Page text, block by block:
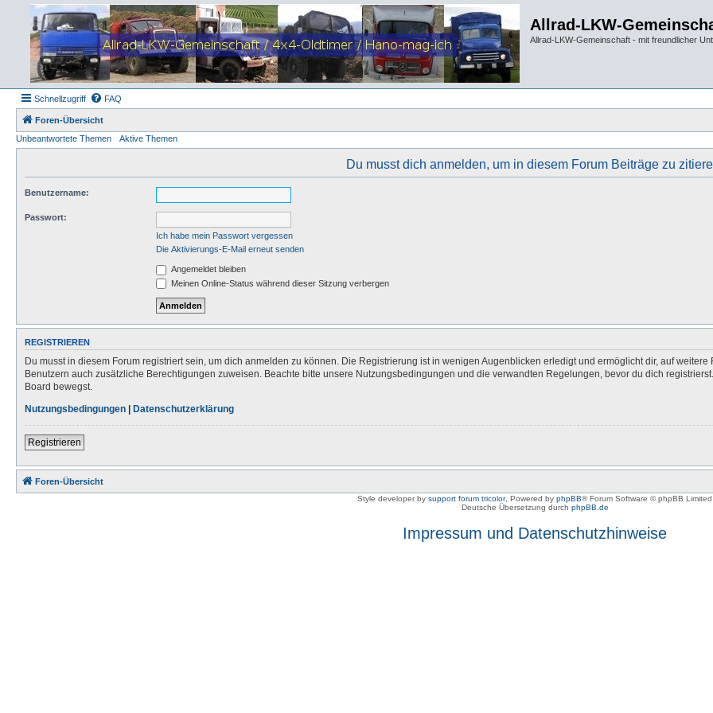
Allrad-LKW-
Allrad-LKW-Gemeinschaft - mit freundlicher
Schnellzugriff FAQ
Foren-Übersicht
Unbeantwortete Themen
Aktive Themen
Du musst dich anmelden, um in diesem Forum Beiträge zu
Benutzername:
Passwort:
Ich habe mein Passwort vergessen
Die Aktivierungs-E-Mail erneut senden
Angemeldet bleiben
Meinen Online-Status während dieser Sitzung verbergen
REGISTRIEREN
Du musst in diesem Forum registriert sein, um dich anmelden zu können. Die Registrierung ist in wenigen Augenblicken erledigt und ermöglicht dir, auf
Benutzern auch zusätzliche Berechtigungen zuweisen. Beachte bitte unsere Nutzungsbedingungen und die verwandten Regelungen, bevor du dich
Board bewegst.
Nutzungsbedingungen | Datenschutzerklärung
Registrieren
Foren-Übersicht
Style developer by support forum tricolor, Powered by phpBB® Forum Software © phpBB Limited
Deutsche Übersetzung durch phpBB.de
Impressum und Datenschutzhinweise